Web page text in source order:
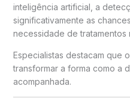
inteligência artificial, a
significativamente as
necessidade de tratamentos
Especialistas destacam que
transformar a forma como a
acompanhada.